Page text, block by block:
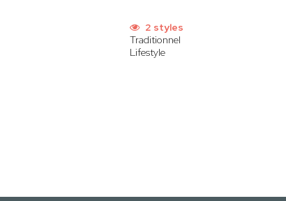
2 styles
Traditionnel
Lifestyle